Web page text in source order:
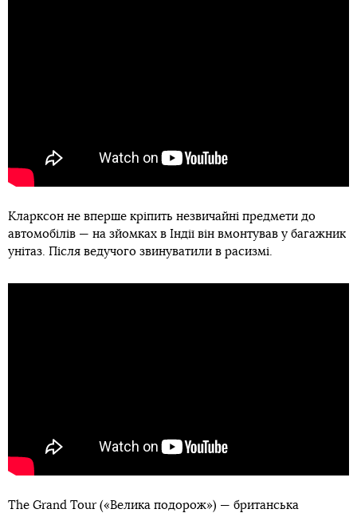
Кларксон не вперше кріпить незвичайні предмети до
автомобілів — на зйомках в Індії він вмонтував у багажник
унітаз. Після ведучого звинуватили в расизмі.
The Grand Tour («Велика подорож») — британська